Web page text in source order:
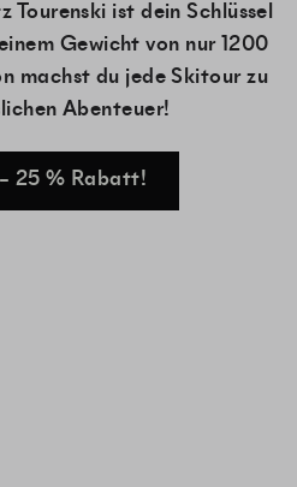
Tourenski ist dein Schlüssel
Gewicht von nur 1200
machst du jede Skitour zu
Abenteuer!
25 % Rabatt!